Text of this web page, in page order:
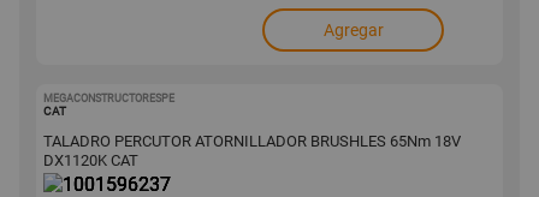
Agregar
MEGACONSTRUCTORESPE
CAT
TALADRO PERCUTOR ATORNILLADOR BRUSHLES 65Nm 18V
DX1120K CAT